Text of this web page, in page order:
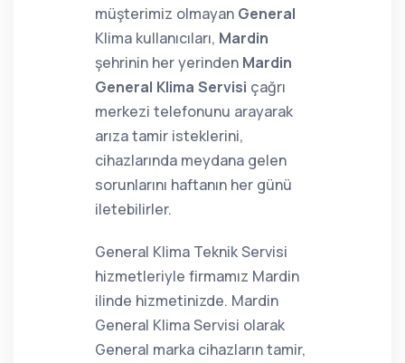
müşterimiz olmayan General
Klima kullanıcıları, Mardin
şehrinin her yerinden Mardin
General Klima Servisi çağrı
merkezi telefonunu arayarak
arıza tamir isteklerini,
cihazlarında meydana gelen
sorunlarını haftanın her günü
iletebilirler.
General Klima Teknik Servisi
hizmetleriyle firmamız Mardin
ilinde hizmetinizde. Mardin
General Klima Servisi olarak
General marka cihazların tamir,